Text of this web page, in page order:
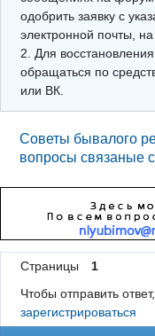
Телеграм
одобрить заявку с
электронной почты,
2. Для
обращаться по
или ВК.
Советы бывалого
вопросы связаные
Страницы
1
Чтобы отправить
зарегистрироваться